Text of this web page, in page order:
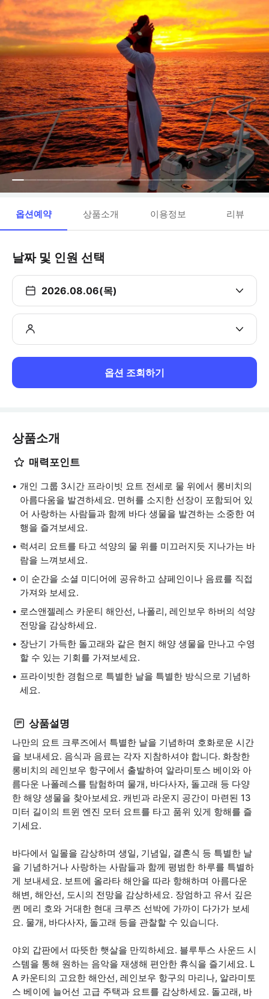
옵션예약 상품소개 이용정보 리뷰
날짜 및 인원 선택
2026.08.06(목)
옵션 조회하기
상품소개
매력포인트
개인 그룹 3시간 프라이빗 요트 전세로 물 위에서 롱비치의
아름다움을 발견하세요. 면허를 소지한 선장이 포함되어 있
어 사랑하는 사람들과 함께 바다 생물을 발견하는 소중한 여
행을 즐겨보세요.
럭셔리 요트를 타고 석양의 물 위를 미끄러지듯 지나가는 바
람을 느껴보세요.
이 순간을 소셜 미디어에 공유하고 샴페인이나 음료를 직접
가져와 보세요.
로스앤젤레스 카운티 해안선, 나폴리, 레인보우 하버의 석양
전망을 감상하세요.
장난기 가득한 돌고래와 같은 현지 해양 생물을 만나고 수영
할 수 있는 기회를 가져보세요.
프라이빗한 경험으로 특별한 날을 특별한 방식으로 기념하
세요.
상품설명
나만의 요트 크루즈에서 특별한 날을 기념하며 호화로운 시간
을 보내세요. 음식과 음료는 각자 지참하셔야 합니다. 화창한
롱비치의 레인보우 항구에서 출발하여 알라미토스 베이와 아
름다운 나폴레스를 탐험하며 물개, 바다사자, 돌고래 등 다양
한 해양 생물을 찾아보세요. 캐빈과 라운지 공간이 마련된 13
미터 길이의 트윈 엔진 모터 요트를 타고 품위 있게 항해를 즐
기세요.
바다에서 일몰을 감상하며 생일, 기념일, 결혼식 등 특별한 날
을 기념하거나 사랑하는 사람들과 함께 평범한 하루를 특별하
게 보내세요. 보트에 올라타 해안을 따라 항해하며 아름다운
해변, 해안선, 도시의 전망을 감상하세요. 장엄하고 유서 깊은
퀸 메리 호와 거대한 현대 크루즈 선박에 가까이 다가가 보세
요. 물개, 바다사자, 돌고래 등을 관찰할 수 있습니다.
야외 갑판에서 따뜻한 햇살을 만끽하세요. 블루투스 사운드 시
스템을 통해 원하는 음악을 재생해 편안한 휴식을 즐기세요. L
A 카운티의 고요한 해안선, 레인보우 항구의 마리나, 알라미토
스 베이에 늘어선 고급 주택과 요트를 감상하세요. 돌고래, 바